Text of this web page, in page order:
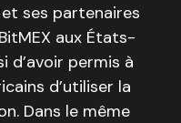
ses partenaires
aux États-
d’avoir permis à
d’utiliser la
Dans le même